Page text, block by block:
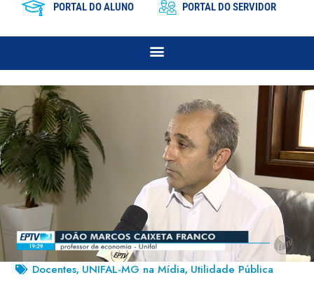
PORTAL DO ALUNO PORTAL DO SERVIDOR
Docentes, UNIFAL-MG na Mídia, Utilidade Pública